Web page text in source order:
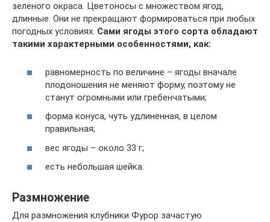
зеленого окраса. Цветоносы с множеством ягод,
длинные. Они не прекращают формироваться при любых
погодных условиях. Сами ягоды этого сорта обладают
такими характерными особенностями, как:
равномерность по величине – ягоды вначале
плодоношения не меняют форму, поэтому не
станут огромными или гребенчатыми;
форма конуса, чуть удлиненная, в целом
правильная;
вес ягоды – около 33 г;
есть небольшая шейка.
Размножение
Для размножения клубники Фурор зачастую